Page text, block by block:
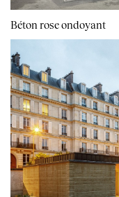
Béton rose ondoyant